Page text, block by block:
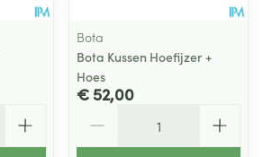
Bota
Bota Kussen Hoefijzer +
Hoes
€ 52,00